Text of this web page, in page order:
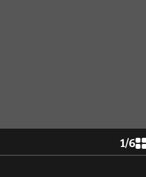
1/6